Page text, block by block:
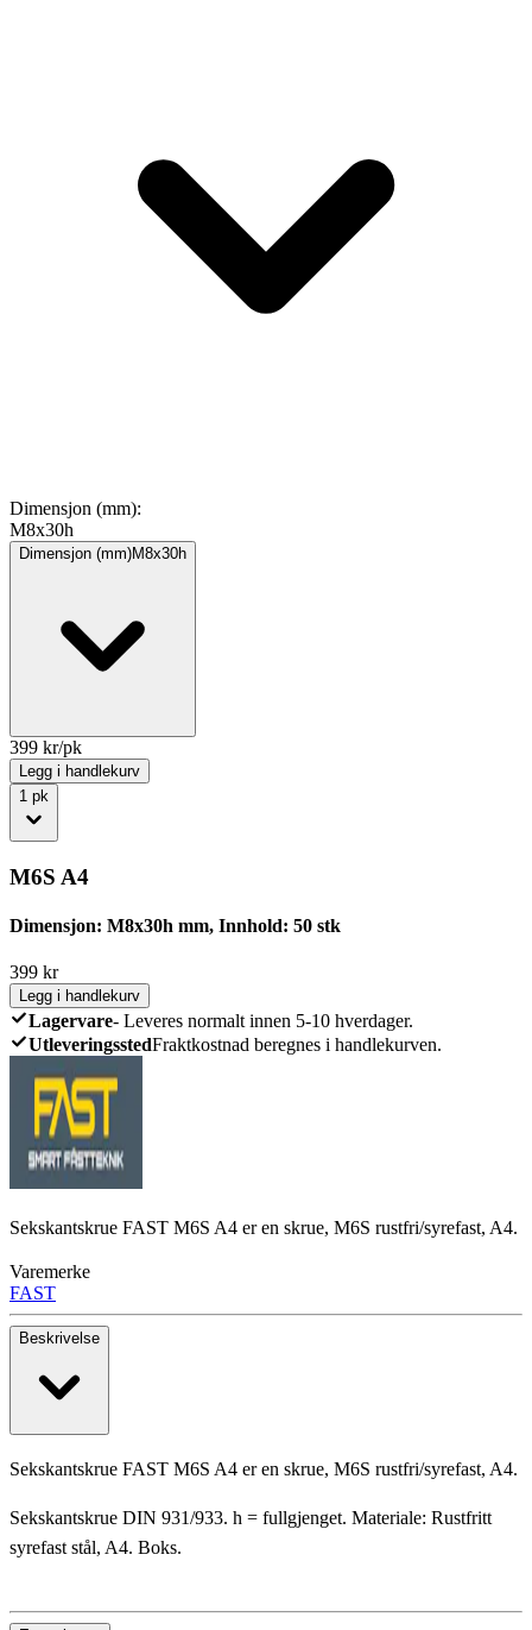
Dimensjon (mm):
M8x30h
Dimensjon (mm)M8x30h
399 kr/pk
Legg i handlekurv
1 pk
M6S A4
Dimensjon: M8x30h mm, Innhold: 50 stk
399 kr
Legg i handlekurv
Lagervare- Leveres normalt innen 5-10 hverdager.
UtleveringsstedFraktkostnad beregnes i handlekurven.
Sekskantskrue FAST M6S A4 er en skrue, M6S rustfri/syrefast, A4.
Varemerke
FAST
Beskrivelse
Sekskantskrue FAST M6S A4 er en skrue, M6S rustfri/syrefast, A4.
Sekskantskrue DIN 931/933. h = fullgjenget. Materiale: Rustfritt
syrefast stål, A4. Boks.